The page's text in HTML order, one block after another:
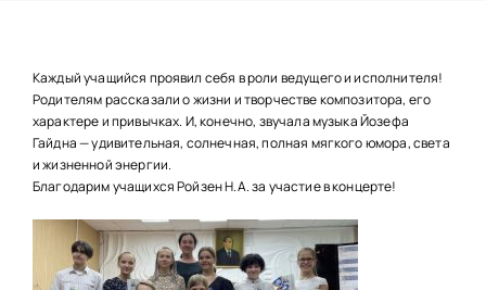
НАШИ ПРОЕКТЫ
О ПРИЕМЕ
ОБУЧАЮЩИМСЯ
СВЕДЕНИЯ ОБ ОО
КОНТАКТЫ
Каждый учащийся проявил себя в роли ведущего и исполнителя!
Родителям рассказали о жизни и творчестве композитора, его
характере и привычках. И, конечно, звучала музыка Йозефа
Гайдна — удивительная, солнечная, полная мягкого юмора, света
и жизненной энергии.
Благодарим учащихся Ройзен Н.А. за участие в концерте!